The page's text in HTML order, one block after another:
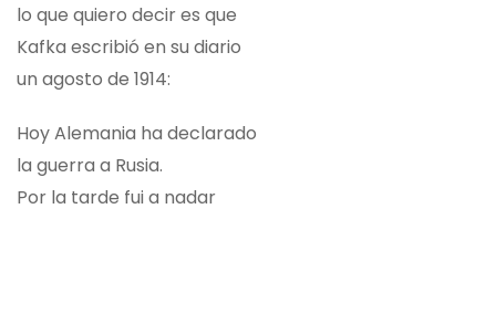
lo que quiero decir es que
Kafka escribió en su diario
un agosto de 1914:
Hoy Alemania ha declarado
la guerra a Rusia.
Por la tarde fui a nadar